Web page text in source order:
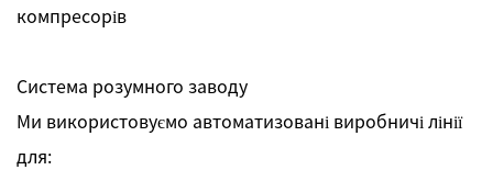
компресорів
Система розумного заводу
Ми використовуємо автоматизовані виробничі лінії
для: